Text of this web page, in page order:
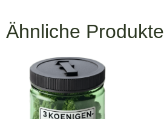
Ähnliche Produkte